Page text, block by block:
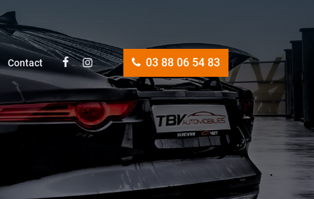
03 88 06 54 83
Contact